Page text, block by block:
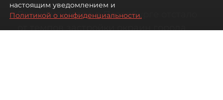
Развитие метро в Петербурге отстало
от темпов застройки окраин города
настоящим уведомлением и
Политикой о конфиденциальности.